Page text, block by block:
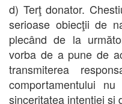
d) Terţ donator.
serioase obiecţii de
plecând de la
vorba de a pune de
transmiterea
comportamentului
sinceritatea intenţiei şi